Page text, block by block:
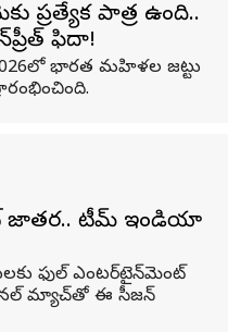
ప్రత్యేక పాత్ర ఉంది..
ఫిదా!
భారత మహిళల జట్టు
జాతర.. టీమ్ ఇండియా
ఫుల్ ఎంటర్‌టైన్‌మెంట్
మ్యాచ్‌తో ఈ సీజన్